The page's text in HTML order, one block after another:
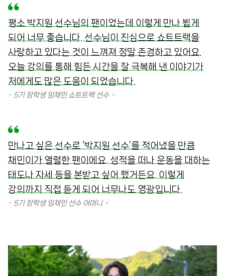
평소 박지원 선수님의 팬이었는데 이렇게 만나 뵙게
되어 너무 좋습니다. 선수님이 진심으로 쇼트트랙을
사랑하고 있다는 것이 느껴져 정말 존경하고 있어요.
오늘 강의를 통해 힘든 시간을 잘 극복해 낸 이야기가
저에게도 많은 도움이 되었습니다.
5기 장학생 임채민 쇼트트랙 선수
만나고 싶은 선수로 ‘박지원 선수’를 적어냈을 만큼
채민이가 열렬한 팬이에요. 성적을 떠나 운동을 대하는
태도나 자세 등을 본받고 싶어 했거든요. 이렇게
강의까지 직접 듣게 되어 너무나도 영광입니다.
5기 장학생 임채민 선수 어머니